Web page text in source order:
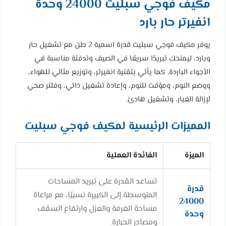
مكيف فوجي سبليت 24000 وحدة
انفيرتر حار بارد
يوفر مكيف فوجي سبليت قدرة اسمية 2 طن مع تشغيل حار
وبارد، ليمنحك تبريدًا سريعًا في الصيف وتدفئة مناسبة في
الأجواء الباردة. كما يأتي بتقنية انفيرتر، وتوزيع مثالي للهواء،
ووضع النوم، ومؤقت للنوم، وإعادة تشغيل ذاتي، وفلتر صحي
لإزالة الغبار، وتشغيل هادئ.
المميزات الرئيسية لمكيف فوجي سبليت
الميزة الفائدة العملية
قدرة
24000
وحدة
تساعد القدرة على تبريد المساحات
المتوسطة إلى الكبيرة نسبيًا، مع مراعاة
مساحة الغرفة والعزل وارتفاع السقف
ومصادر الحرارة.